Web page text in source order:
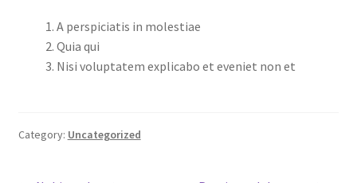
A perspiciatis in molestiae
Quia qui
Nisi voluptatem explicabo et eveniet non et
Category: Uncategorized